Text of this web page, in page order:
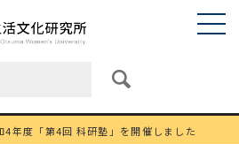
4年度「第4回 科研塾」を開催しました